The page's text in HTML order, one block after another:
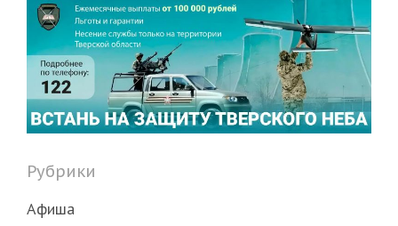
Рубрики
Афиша